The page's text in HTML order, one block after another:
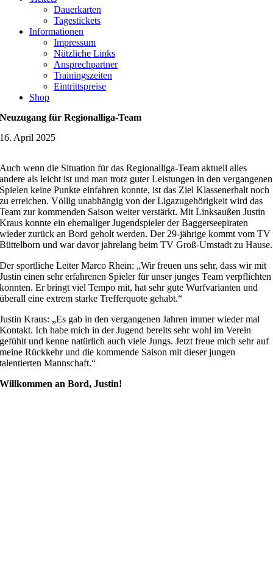
Dauerkarten
Tagestickets
Informationen
Impressum
Nützliche Links
Ansprechpartner
Trainingszeiten
Eintrittspreise
Shop
Neuzugang für Regionalliga-Team
16. April 2025
Auch wenn die Situation für das Regionalliga-Team aktuell alles
andere als leicht ist und man trotz guter Leistungen in den vergangenen
Spielen keine Punkte einfahren konnte, ist das Ziel Klassenerhalt noch
zu erreichen. Völlig unabhängig von der Ligazugehörigkeit wird das
Team zur kommenden Saison weiter verstärkt. Mit Linksaußen Justin
Kraus konnte ein ehemaliger Jugendspieler der Baggerseepiraten
wieder zurück an Bord geholt werden. Der 29-jährige kommt vom TV
Büttelborn und war davor jahrelang beim TV Groß-Umstadt zu Hause.
Der sportliche Leiter Marco Rhein: „Wir freuen uns sehr, dass wir mit
Justin einen sehr erfahrenen Spieler für unser junges Team verpflichten
konnten. Er bringt viel Tempo mit, hat sehr gute Wurfvarianten und
überall eine extrem starke Trefferquote gehabt.“
Justin Kraus: „Es gab in den vergangenen Jahren immer wieder mal
Kontakt. Ich habe mich in der Jugend bereits sehr wohl im Verein
gefühlt und kenne natürlich auch viele Jungs. Jetzt freue mich sehr auf
meine Rückkehr und die kommende Saison mit dieser jungen
talentierten Mannschaft.“
Willkommen an Bord, Justin!